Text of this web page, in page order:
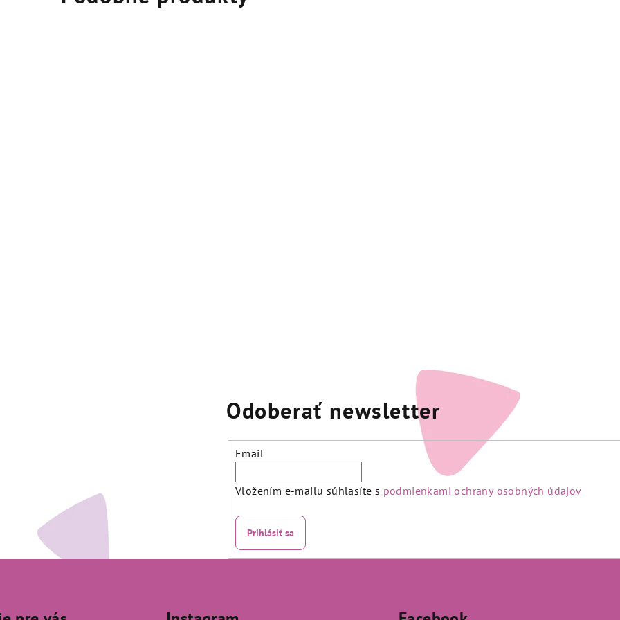
Odoberať newsletter
Email
Vložením e-mailu súhlasíte s podmienkami ochrany osobných údajov
Prihlásiť sa